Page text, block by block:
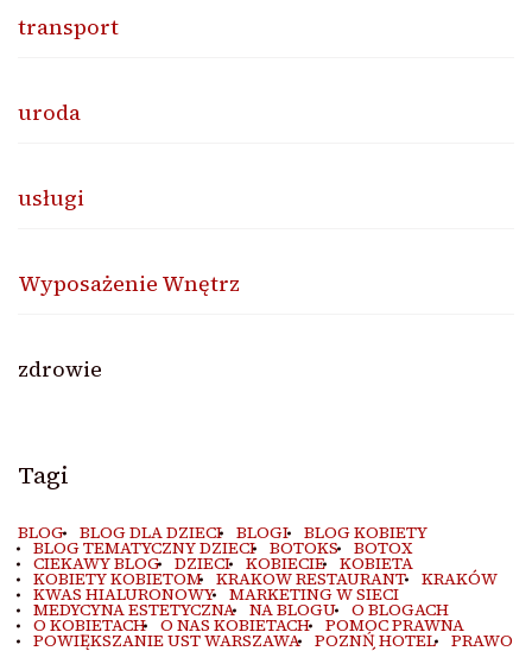
transport
uroda
usługi
Wyposażenie Wnętrz
zdrowie
Tagi
BLOG BLOG DLA DZIECI BLOGI BLOG KOBIETY
BLOG TEMATYCZNY DZIECI BOTOKS BOTOX
CIEKAWY BLOG DZIECI KOBIECIE KOBIETA
KOBIETY KOBIETOM KRAKOW RESTAURANT KRAKÓW
KWAS HIALURONOWY MARKETING W SIECI
MEDYCYNA ESTETYCZNA NA BLOGU O BLOGACH
O KOBIETACH O NAS KOBIETACH POMOC PRAWNA
POWIĘKSZANIE UST WARSZAWA POZNŃ HOTEL PRAWO